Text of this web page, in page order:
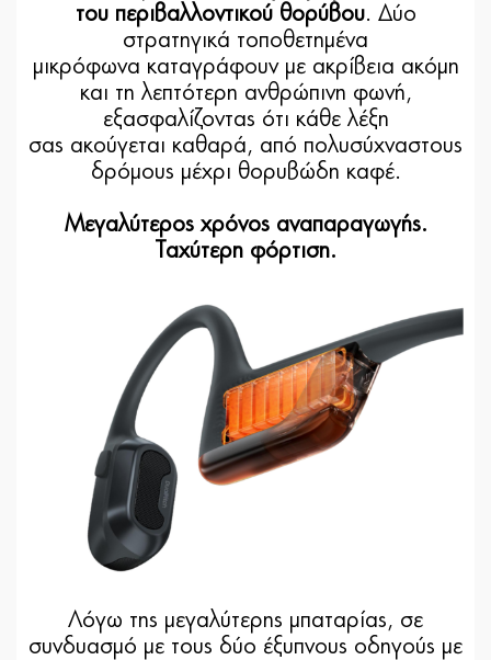
του περιβαλλοντικού θορύβου. Δύο
στρατηγικά τοποθετημένα
μικρόφωνα καταγράφουν με ακρίβεια ακόμη
και τη λεπτότερη ανθρώπινη φωνή,
εξασφαλίζοντας ότι κάθε λέξη
σας ακούγεται καθαρά, από πολυσύχναστους
δρόμους μέχρι θορυβώδη καφέ.
Μεγαλύτερος χρόνος αναπαραγωγής.
Ταχύτερη φόρτιση.
Λόγω της μεγαλύτερης μπαταρίας, σε
συνδυασμό με τους δύο έξυπνους οδηγούς με